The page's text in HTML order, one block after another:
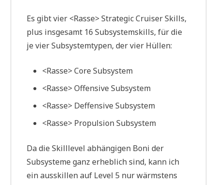
Es gibt vier <Rasse> Strategic Cruiser Skills,
plus insgesamt 16 Subsystemskills, für die
je vier Subsystemtypen, der vier Hüllen:
<Rasse> Core Subsystem
<Rasse> Offensive Subsystem
<Rasse> Deffensive Subsystem
<Rasse> Propulsion Subsystem
Da die Skilllevel abhängigen Boni der
Subsysteme ganz erheblich sind, kann ich
ein ausskillen auf Level 5 nur wärmstens